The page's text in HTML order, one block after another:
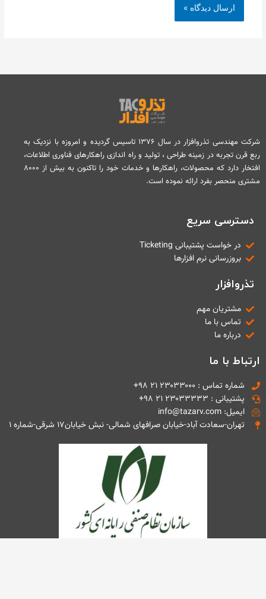
شرکت مهندسی تذروافزار در سال ۱۳۷۶ تاسیس گردیده و امروزه با نزدیک به
ربع قرن تجربه در زمینه طراحی ، تولید و راه اندازی راهکارهای فناوری اطلاعات،
افتخار دارد که محصولات، راهکارها و خدمات خود را تاکنون به بیش از ۸۰۰۰
مشتری منحصر بفرد ارائه نموده است.
دسترسی سریع
در خواست پشتیبانی Ticketing
بروزرسانی نرم افزارها
تذروافزار
مشتریان مهم
تماس با ما
درباره ما
ارتباط با ما
شماره تماس : ۲۳۰۳۳۰۰۰ ۲۱ ۹۸+
پشتیبانی : ۲۳۰۳۳۳۳۳ ۲۱ ۹۸+
ایمیل: info@tazarv.com
تهران-سعادت آباد-خیابان صرافهای شمالی- نبش خیابان۱۷ شرقی-شماره ۱